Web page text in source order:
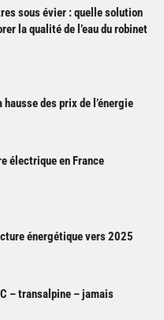
sous évier : quelle solution
la qualité de l’eau du robinet
des prix de l’énergie
électrique en France
énergétique vers 2025
– transalpine – jamais